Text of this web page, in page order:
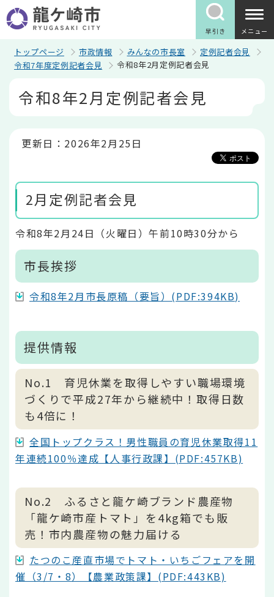
の
ペ
早引き メニュー
トップページ 市政情報 みんなの市長室
定例記者会見
令和7年度定例記者会見
令和8年2月定例記者会見
令和8年2月定例記者会見
更新日：2026年2月25日
2月定例記者会見
令和8年2月24日（火曜日）午前10時30分から
市長挨拶
令和8年2月市長原稿（要旨）(PDF:394KB)
提供情報
No.1 育児休業を取得しやすい職場環境
づくりで平成27年から継続中！取得日数
も4倍に！
全国トップクラス！男性職員の育児休業取得11
年連続100％達成【人事行政課】(PDF:457KB)
No.2 ふるさと龍ケ崎ブランド農産物
「龍ケ崎市産トマト」を4kg箱でも販
売！市内農産物の魅力届ける
たつのこ産直市場でトマト・いちごフェアを開
催（3/7・8）【農業政策課】(PDF:443KB)